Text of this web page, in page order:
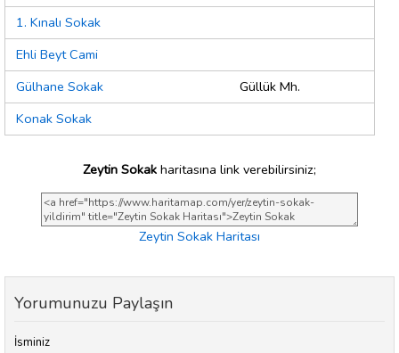
1. Kınalı Sokak
Ehli Beyt Cami
Gülhane Sokak
Güllük Mh.
Konak Sokak
Zeytin Sokak haritasına link verebilirsiniz;
Zeytin Sokak Haritası
Yorumunuzu Paylaşın
İsminiz